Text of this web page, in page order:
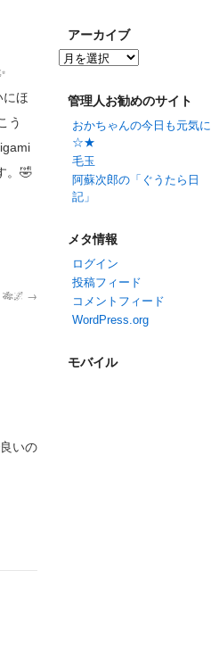
にほ
う
。🤣
→
いの
アーカイブ
管理人お勧めのサイト
おかちゃんの今日も元気に
☆★
毛玉
阿蘇次郎の「ぐうたら日
記」
メタ情報
ログイン
投稿フィード
コメントフィード
WordPress.org
モバイル